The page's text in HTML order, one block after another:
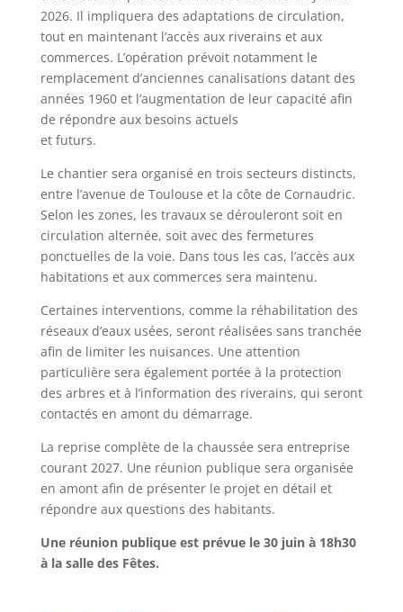
2026. Il impliquera des adaptations de circulation,
tout en maintenant l’accès aux riverains et aux
commerces. L’opération prévoit notamment le
remplacement d’anciennes canalisations datant des
années 1960 et l’augmentation de leur capacité afin
de répondre aux besoins actuels
et futurs.
Le chantier sera organisé en trois secteurs distincts,
entre l’avenue de Toulouse et la côte de Cornaudric.
Selon les zones, les travaux se dérouleront soit en
circulation alternée, soit avec des fermetures
ponctuelles de la voie. Dans tous les cas, l’accès aux
habitations et aux commerces sera maintenu.
Certaines interventions, comme la réhabilitation des
réseaux d’eaux usées, seront réalisées sans tranchée
afin de limiter les nuisances. Une attention
particulière sera également portée à la protection
des arbres et à l’information des riverains, qui seront
contactés en amont du démarrage.
La reprise complète de la chaussée sera entreprise
courant 2027. Une réunion publique sera organisée
en amont afin de présenter le projet en détail et
répondre aux questions des habitants.
Une réunion publique est prévue le 30 juin à 18h30
à la salle des Fêtes.